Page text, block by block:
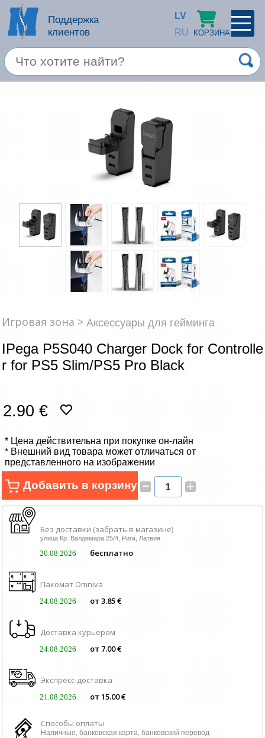
Поддержка
клиентов
LV
RU
КОРЗИНА
Зарегестрироваться
Запомнить
Забыли пароль?
Продукция apple
Компьютерные аксессуары
Товары для офиса
Сетевые товары
ТВ, Фото и электроника
Автотовары
Игровая зона > Аксессуары для гейминга
IPega P5S040 Charger Dock for Controlle
r for PS5 Slim/PS5 Pro Black
2.90 €
* Цена действительна при покупке он-лайн
* Внешний вид товара может отличаться от
представленного на изображении
Добавить в корзину – +
Без доставки (забрать в магазине)
улица Кр. Валдемара 25/4, Рига, Латвия
20.08.2026 бесплатно
Пакомат Omniva
24.08.2026 от 3.85 €
Доставка курьером
24.08.2026 от 7.00 €
Экспресс-доставка
21.08.2026 от 15.00 €
Способы оплаты
Наличные, банковская карта, банковский перевод